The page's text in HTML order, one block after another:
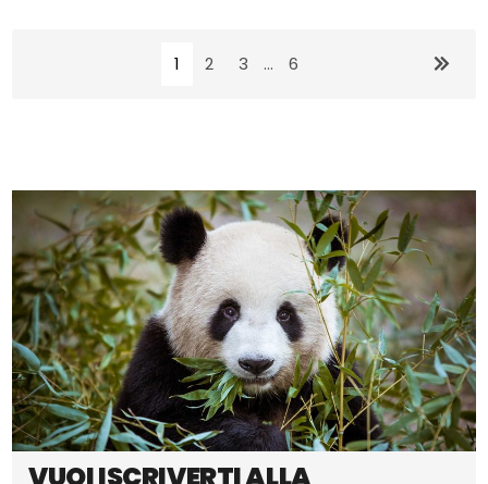
1 2 3 ... 6
VUOI ISCRIVERTI ALLA